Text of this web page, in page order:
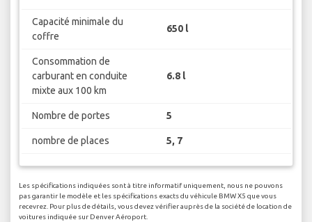
Capacité minimale du
coffre
650 l
Consommation de
carburant en conduite
mixte aux 100 km
6.8 l
Nombre de portes 5
nombre de places 5, 7
Les spécifications indiquées sont à titre informatif uniquement, nous ne pouvons
pas garantir le modèle et les spécifications exacts du véhicule BMW X5 que vous
recevrez. Pour plus de détails, vous devez vérifier auprès de la société de location de
voitures indiquée sur Denver Aéroport.